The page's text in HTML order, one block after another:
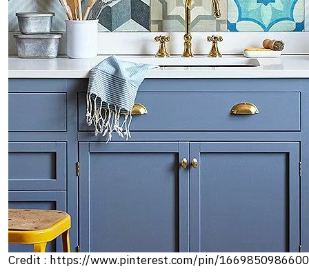
Credit : https://www.pinterest.com/pin/